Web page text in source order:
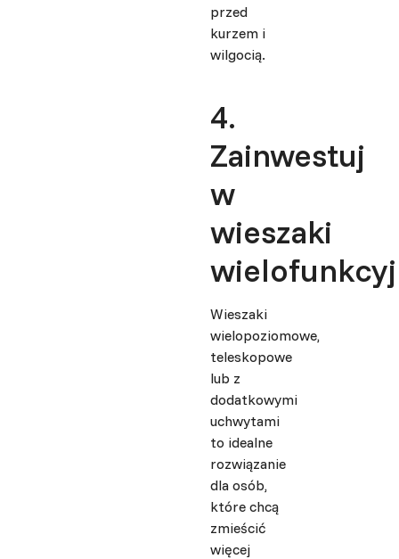
przed
kurzem i
wilgocią.
4.
Zainwestuj
w
wieszaki
Wieszaki
wielopoziomowe,
teleskopowe
lub z
dodatkowymi
uchwytami
to idealne
rozwiązanie
dla osób,
które chcą
zmieścić
więcej